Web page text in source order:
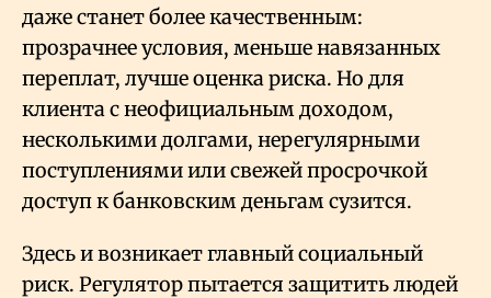
даже станет более качественным:
прозрачнее условия, меньше навязанных
переплат, лучше оценка риска. Но для
клиента с неофициальным доходом,
несколькими долгами, нерегулярными
поступлениями или свежей просрочкой
доступ к банковским деньгам сузится.
Здесь и возникает главный социальный
риск. Регулятор пытается защитить людей